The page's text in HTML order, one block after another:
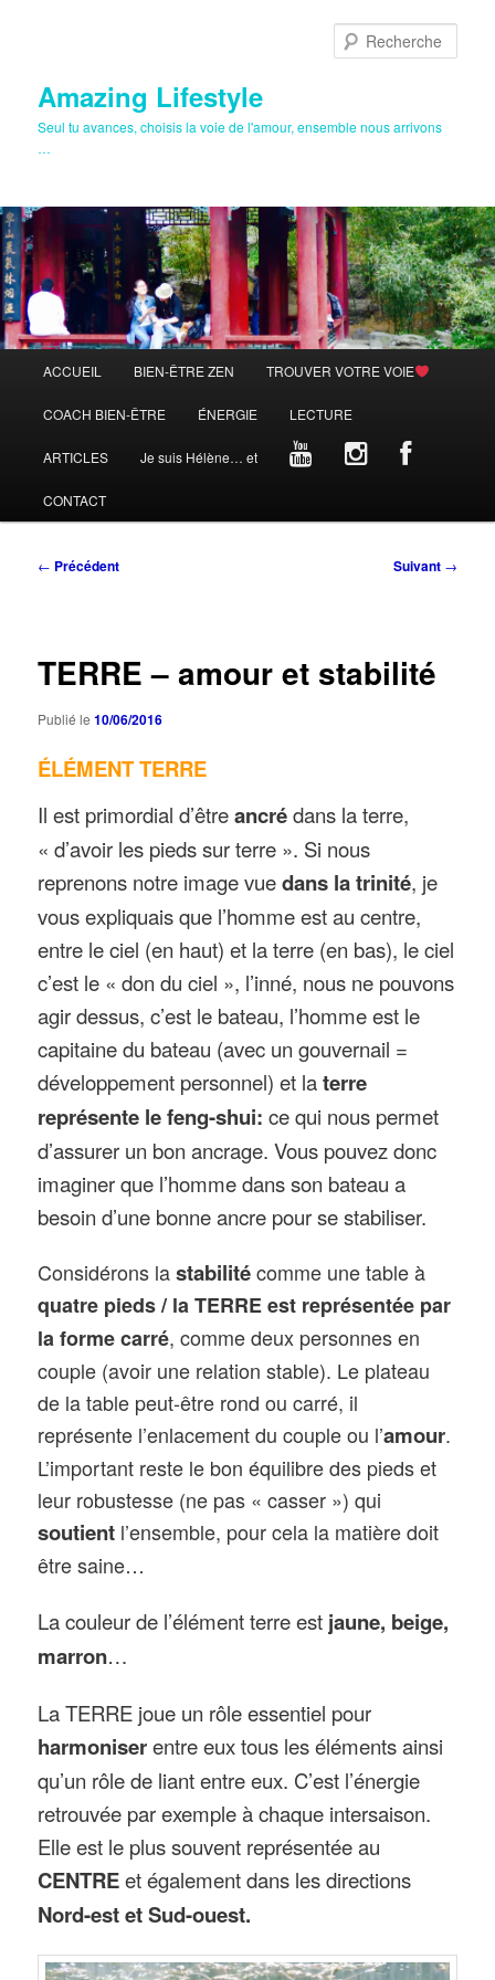
Amazing Lifestyle
Seul tu avances, choisis la voie de l'amour, ensemble nous arrivons
…
principal
ACCUEIL BIEN-ÊTRE ZEN TROUVER VOTRE VOIE
COACH BIEN-ÊTRE ÉNERGIE LECTURE
ARTICLES Je suis Hélène… et
CONTACT
Navigation
← Précédent Suivant →
TERRE – amour et stabilité
Publié le10/06/2016
ÉLÉMENT TERRE
Il est primordial d’êtreancrédans la terre,
« d’avoir les pieds sur terre ». Si nous
reprenons notre image vuedans la trinité, je
vous expliquais que l’homme est au centre,
entre le ciel (en haut) et la terre (en bas), le ciel
c’est le « don du ciel », l’inné, nous ne pouvons
agir dessus, c’est le bateau, l’homme est le
capitaine du bateau (avec un gouvernail =
développement personnel) et laterre
représente le feng-shui:ce qui nous permet
d’assurer un bon ancrage. Vous pouvez donc
imaginer que l’homme dans son bateau a
besoin d’une bonne ancre pour se stabiliser.
Considérons lastabilitécomme une table à
quatre pieds / la TERRE est représentée par
la forme carré, comme deux personnes en
couple (avoir une relation stable). Le plateau
de la table peut-être rond ou carré, il
représente l’enlacement du couple ou l’amour.
L’important reste le bon équilibre des pieds et
leur robustesse (ne pas « casser ») qui
soutient l’ensemble, pour cela la matière doit
être saine…
La couleur de l’élément terre est jaune, beige,
marron…
La TERRE joue un rôle essentiel pour
harmoniserentre eux tous les éléments ainsi
qu’un rôle de liant entre eux. C’est l’énergie
retrouvée par exemple à chaque intersaison.
Elle est le plus souvent représentée au
CENTREet également dans les directions
Nord-est et Sud-ouest.